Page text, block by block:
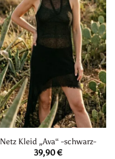
Netz Kleid „Ava“ -schwarz-
39,90€